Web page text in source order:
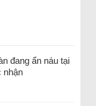
đang ẩn náu tại